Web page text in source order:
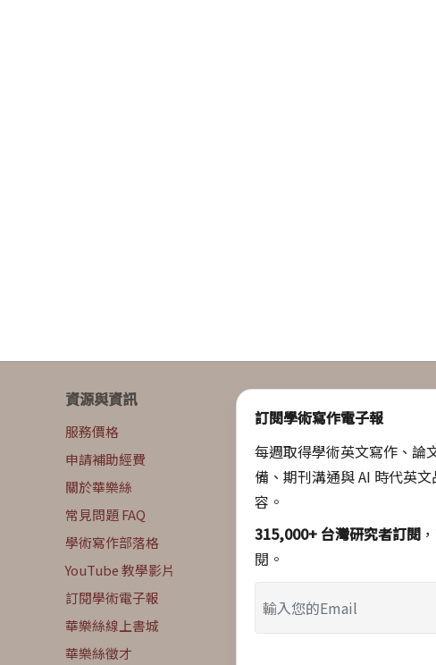
資源與資訊
服務價格
申請補助經費
關於華樂絲
常見問題 FAQ
學術寫作部落格
YouTube 教學影片
訂閱學術電子報
華樂絲線上書城
華樂絲徵才
訂閱學術寫作電子報
每週取得學術英文寫作、論
備、期刊溝通與 AI 時代英
容。
315,000+ 台灣研究者訂閱
閱。